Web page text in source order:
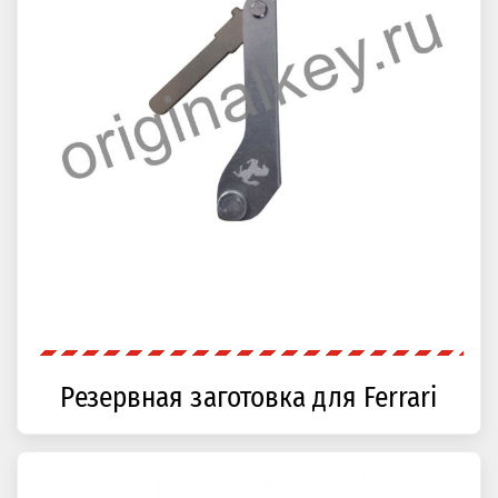
Резервная заготовка для Ferrari